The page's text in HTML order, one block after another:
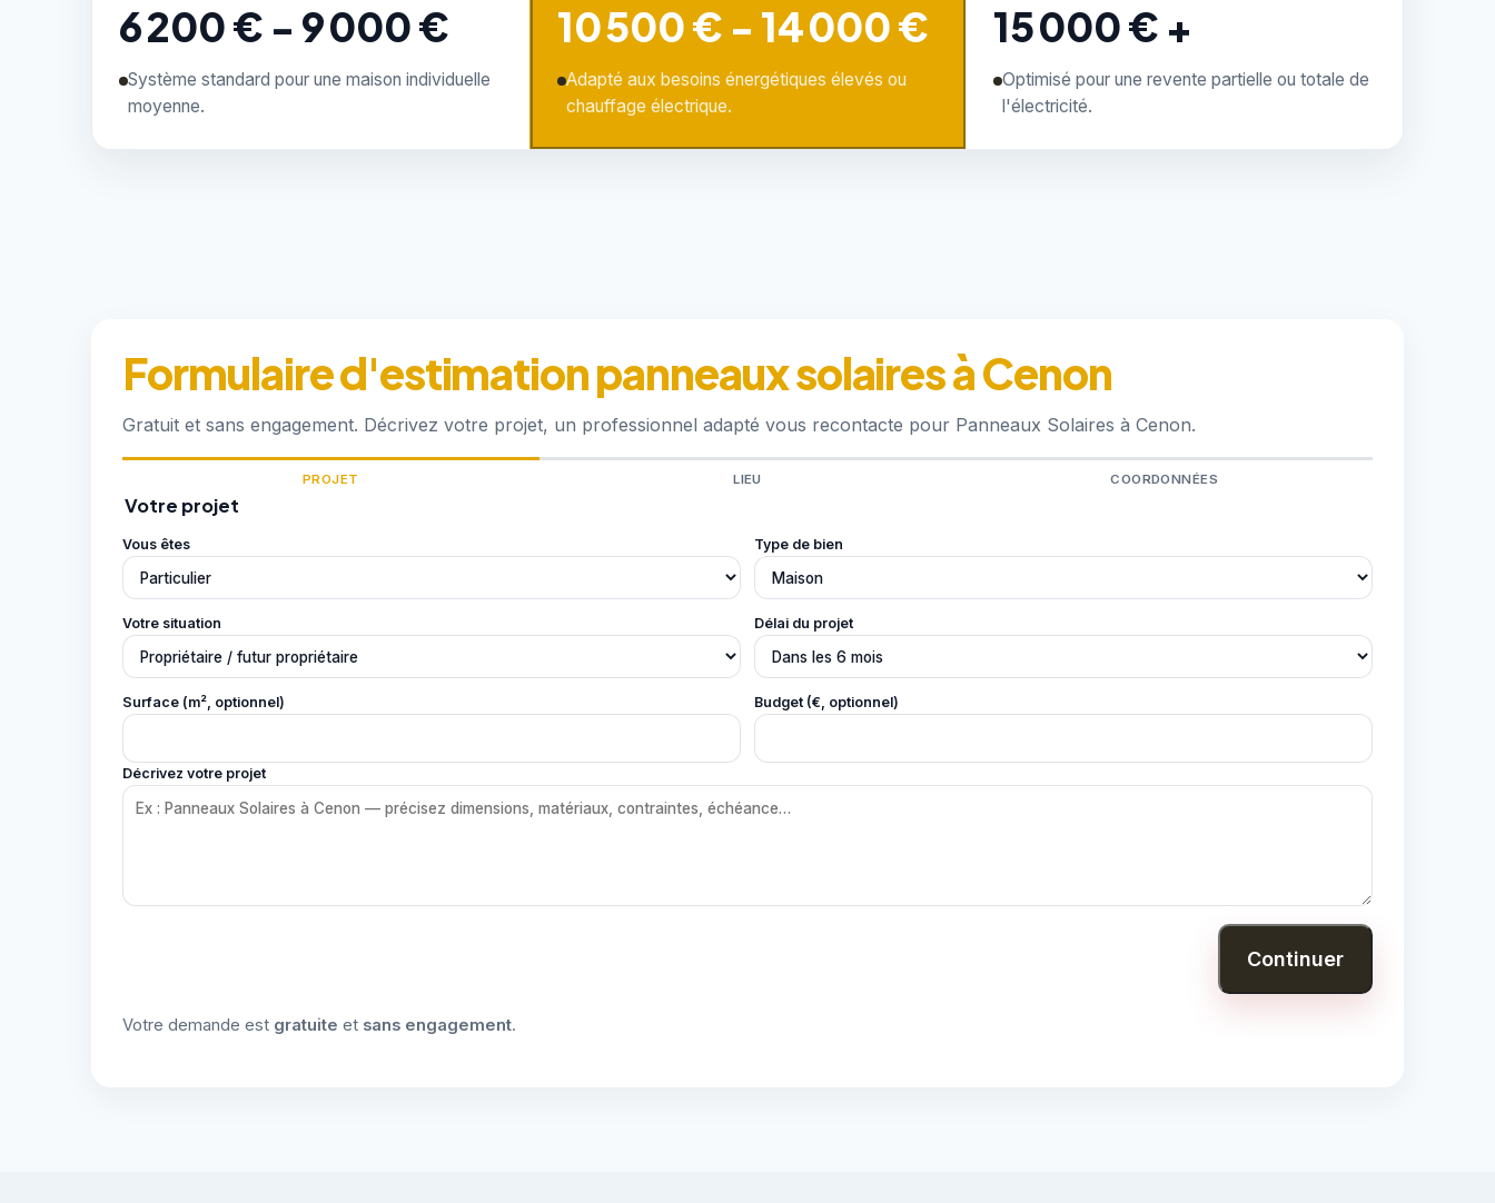
6 200 € - 9 000 €
Système standard pour une maison individuelle
moyenne.
10 500 € - 14 000 €
Adapté aux besoins énergétiques élevés ou
chauffage électrique.
15 000 € +
Optimisé pour une revente partielle ou totale de
l'électricité.
Formulaire d'estimation panneaux solaires à Cenon
Gratuit et sans engagement. Décrivez votre projet, un professionnel adapté vous recontacte pour Panneaux Solaires à Cenon.
PROJET LIEU COORDONNÉES
Votre projet
Vous êtes Type de bien
Votre situation Délai du projet
Surface (m², optionnel) Budget (€, optionnel)
Décrivez votre projet
Continuer
Votre demande est gratuite et sans engagement.